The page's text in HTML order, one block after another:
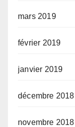
mars 2019
février 2019
janvier 2019
décembre 2018
novembre 2018